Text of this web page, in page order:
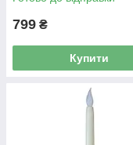
799 ₴
Купити